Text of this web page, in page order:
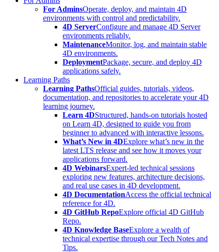
For AdminsOperate, deploy, and maintain 4D
environments with control and predictability.
4D ServerConfigure and manage 4D Server
environments reliably.
MaintenanceMonitor, log, and maintain stable
4D environments.
DeploymentPackage, secure, and deploy 4D
applications safely.
Learning Paths
Learning PathsOfficial guides, tutorials, videos,
documentation, and repositories to accelerate your 4D
learning journey.
Learn 4DStructured, hands-on tutorials hosted
on Learn 4D, designed to guide you from
beginner to advanced with interactive lessons.
What’s New in 4DExplore what’s new in the
latest LTS release and see how it moves your
applications forward.
4D WebinarsExpert-led technical sessions
exploring new features, architecture decisions,
and real use cases in 4D development.
4D DocumentationAccess the official technical
reference for 4D.
4D GitHub RepoExplore official 4D GitHub
Repo.
4D Knowledge BaseExplore a wealth of
technical expertise through our Tech Notes and
Tips.